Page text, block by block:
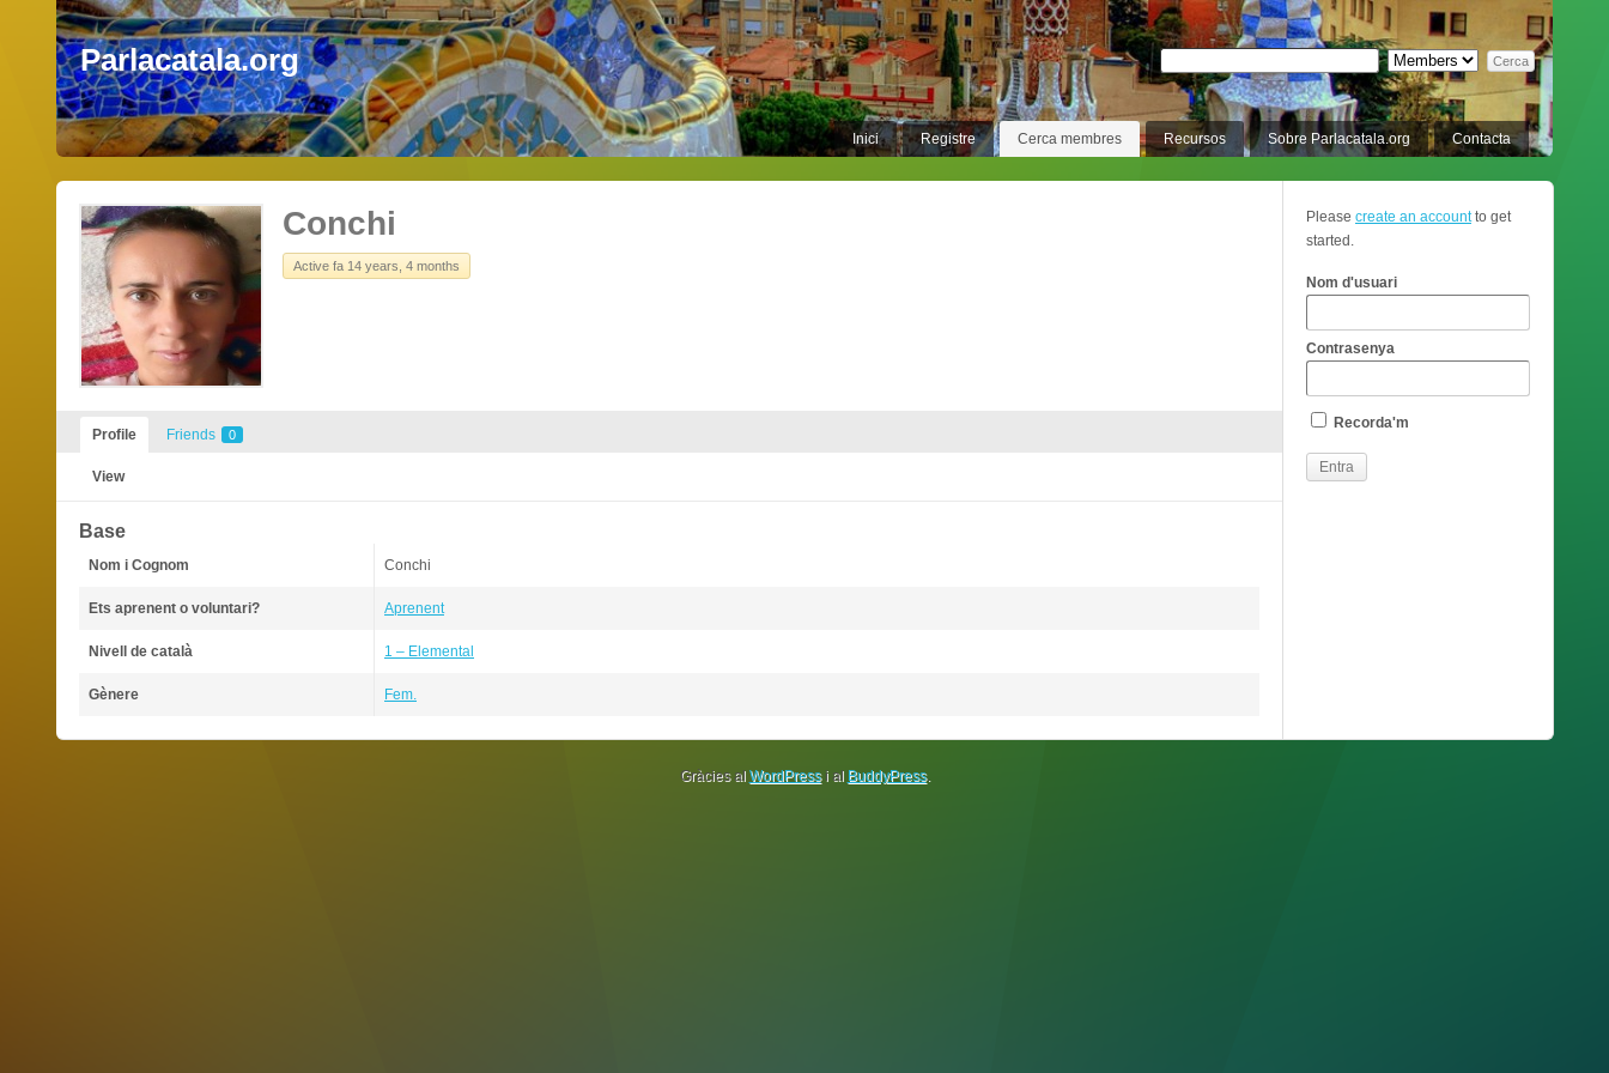
Parlacatala.org
Inici Registre Cerca membres Recursos Sobre Parlacatala.org Contacta
Conchi
Active fa 14 years, 4 months
Profile Friends 0
View
Base
Nom i Cognom Conchi
Ets aprenent o voluntari? Aprenent
Nivell de català 1 – Elemental
Gènere Fem.
Please create an accountto get
started.
Nom d'usuari
Contrasenya
Recorda'm
Gràcies al WordPressi al BuddyPress.